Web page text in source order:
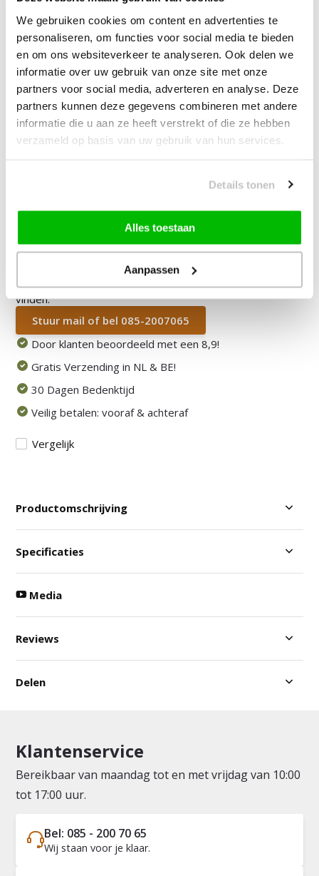
We gebruiken cookies om content en advertenties te
personaliseren, om functies voor social media te bieden
en om ons websiteverkeer te analyseren. Ook delen we
informatie over uw gebruik van onze site met onze
partners voor social media, adverteren en analyse. Deze
partners kunnen deze gegevens combineren met andere
informatie die u aan ze heeft verstrekt of die ze hebben
verzameld op basis van uw gebruik van hun services.
Details tonen
Alles toestaan
Aanpassen
James Vloerkleed Schoonmaakset
| Complete Reinigingsset voor
Tapijt
vanaf —10% korting
Heb je een vraag over dit product?
Onze medewerker helpt je graag het juiste product te
vinden.
Stuur mail of bel 085-2007065
Door klanten beoordeeld met een 8,9!
Gratis Verzending in NL & BE!
30 Dagen Bedenktijd
Veilig betalen: vooraf & achteraf
Vergelijk
Productomschrijving
Specificaties
Media
Reviews
Delen
Klantenservice
Bereikbaar van maandag tot en met vrijdag van 10:00
tot 17:00 uur.
Bel: 085 - 200 70 65
Wij staan voor je klaar.